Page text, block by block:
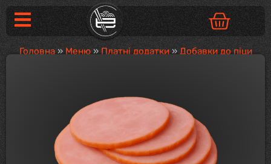
Головна» Меню» Платні додатки» Добавки до піци